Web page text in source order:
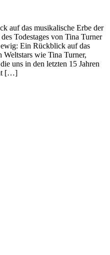
auf das musikalische Erbe der
Todestages von Tina Turner
Ein Rückblick auf das
Weltstars wie Tina Turner,
uns in den letzten 15 Jahren
[…]